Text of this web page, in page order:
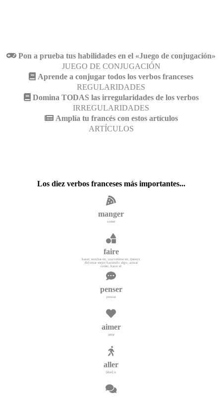
Pon a prueba tus habilidades en el «Juego de conjugación»
JUEGO DE CONJUGACIÓN
Aprende a conjugar todos los verbos franceses
REGULARIDADES
Domina TODAS las irregularidades de los verbos
IRREGULARIDADES
Amplía tu francés con estos artículos
ARTÍCULOS
Los diez verbos franceses más importantes...
manger
comer
faire
hacer; resultar en; convertirse en; (mieux
de) estar mejor haciendo algo; actuar
como, hacer el
penser
pensar
aimer
amar
aller
[être] ir